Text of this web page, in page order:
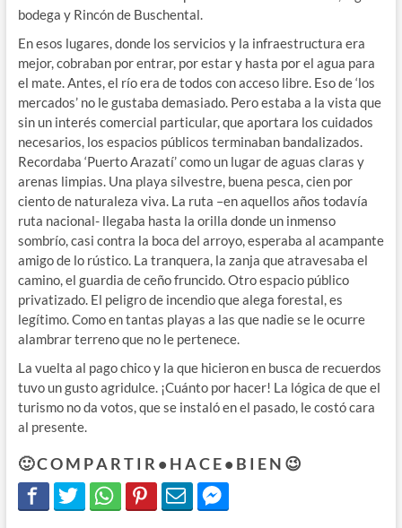
bodega y Rincón de Buschental.
En esos lugares, donde los servicios y la infraestructura era
mejor, cobraban por entrar, por estar y hasta por el agua para
el mate. Antes, el río era de todos con acceso libre. Eso de ‘los
mercados’ no le gustaba demasiado. Pero estaba a la vista que
sin un interés comercial particular, que aportara los cuidados
necesarios, los espacios públicos terminaban bandalizados.
Recordaba ‘Puerto Arazatí’ como un lugar de aguas claras y
arenas limpias. Una playa silvestre, buena pesca, cien por
ciento de naturaleza viva. La ruta –en aquellos años todavía
ruta nacional- llegaba hasta la orilla donde un inmenso
sombrío, casi contra la boca del arroyo, esperaba al acampante
amigo de lo rústico. La tranquera, la zanja que atravesaba el
camino, el guardia de ceño fruncido. Otro espacio público
privatizado. El peligro de incendio que alega forestal, es
legítimo. Como en tantas playas a las que nadie se le ocurre
alambrar terreno que no le pertenece.
La vuelta al pago chico y la que hicieron en busca de recuerdos
tuvo un gusto agridulce. ¡Cuánto por hacer! La lógica de que el
turismo no da votos, que se instaló en el pasado, le costó cara
al presente.
🙂 C O M P A R T I R • H A C E • B I E N 😉